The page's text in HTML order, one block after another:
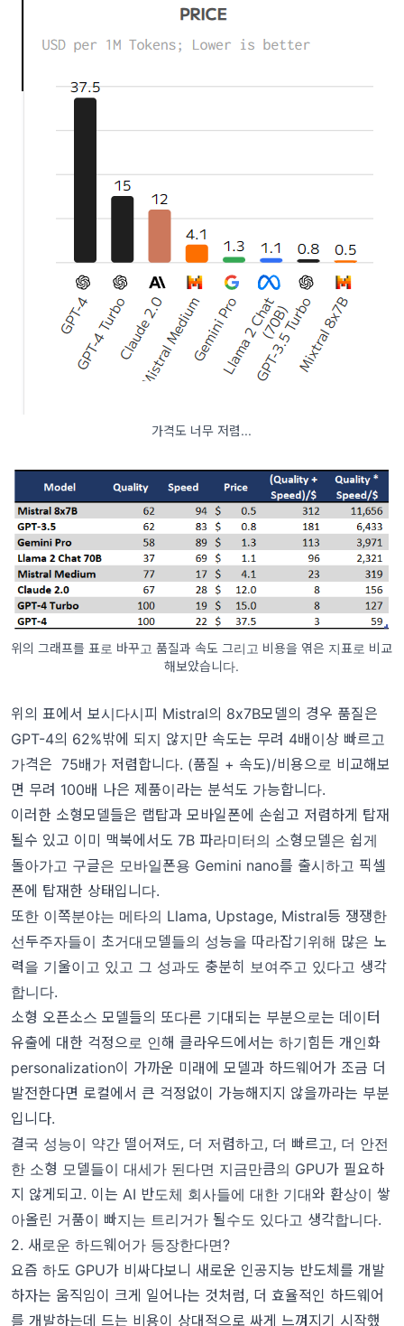
가격도 너무 저렴...
위의 그래프를 표로 바꾸고 품질과 속도 그리고 비용을 엮은 지표로 비교
해보았습니다.
위의 표에서 보시다시피 Mistral의 8x7B모델의 경우 품질은
GPT-4의 62%밖에 되지 않지만 속도는 무려 4배이상 빠르고
가격은 75배가 저렴합니다. (품질 + 속도)/비용으로 비교해보
면 무려 100배 나은 제품이라는 분석도 가능합니다.
이러한 소형모델들은 랩탑과 모바일폰에 손쉽고 저렴하게 탑재
될수 있고 이미 맥북에서도 7B 파라미터의 소형모델은 쉽게
돌아가고 구글은 모바일폰용 Gemini nano를 출시하고 픽셀
폰에 탑재한 상태입니다.
또한 이쪽분야는 메타의 Llama, Upstage, Mistral등 쟁쟁한
선두주자들이 초거대모델들의 성능을 따라잡기위해 많은 노
력을 기울이고 있고 그 성과도 충분히 보여주고 있다고 생각
합니다.
소형 오픈소스 모델들의 또다른 기대되는 부분으로는 데이터
유출에 대한 걱정으로 인해 클라우드에서는 하기힘든 개인화
personalization이 가까운 미래에 모델과 하드웨어가 조금 더
발전한다면 로컬에서 큰 걱정없이 가능해지지 않을까라는 부분
입니다.
결국 성능이 약간 떨어져도, 더 저렴하고, 더 빠르고, 더 안전
한 소형 모델들이 대세가 된다면 지금만큼의 GPU가 필요하
지 않게되고. 이는 AI 반도체 회사들에 대한 기대와 환상이 쌓
아올린 거품이 빠지는 트리거가 될수도 있다고 생각합니다.
2. 새로운 하드웨어가 등장한다면?
요즘 하도 GPU가 비싸다보니 새로운 인공지능 반도체를 개발
하자는 움직임이 크게 일어나는 것처럼, 더 효율적인 하드웨어
를 개발하는데 드는 비용이 상대적으로 싸게 느껴지기 시작했